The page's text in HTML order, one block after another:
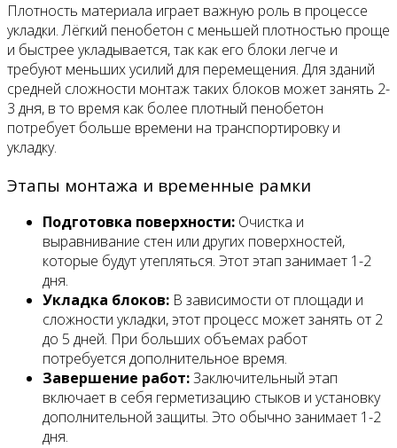
Плотность материала играет важную роль в процессе
укладки. Лёгкий пенобетон с меньшей плотностью проще
и быстрее укладывается, так как его блоки легче и
требуют меньших усилий для перемещения. Для зданий
средней сложности монтаж таких блоков может занять 2-
3 дня, в то время как более плотный пенобетон
потребует больше времени на транспортировку и
укладку.
Этапы монтажа и временные рамки
Подготовка поверхности: Очистка и
выравнивание стен или других поверхностей,
которые будут утепляться. Этот этап занимает 1-2
дня.
Укладка блоков: В зависимости от площади и
сложности укладки, этот процесс может занять от 2
до 5 дней. При больших объемах работ
потребуется дополнительное время.
Завершение работ:Заключительный этап
включает в себя герметизацию стыков и установку
дополнительной защиты. Это обычно занимает 1-2
дня.